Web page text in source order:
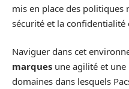
mis en place des
sécurité et la confidentialité
Naviguer dans cet
marques une agilité et
domaines dans lesquels